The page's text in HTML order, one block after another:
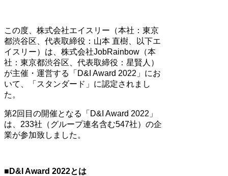
この度、株式会社エイスリー（本社：東京
都渋谷区、代表取締役：山本 直樹、以下エ
イスリー）は、株式会社JobRainbow （本
社：東京都渋谷区、代表取締役：星賢人）
が主催・運営する「D&I Award 2022」にお
いて、「スタンダード」に認定されまし
た。
第2回目の開催となる「D&I Award 2022」
は、233社（グループ連名含む547社）の企
業が参加致しました。
■D&I Award 2022とは